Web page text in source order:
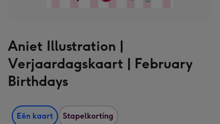
Aniet Illustration |
Verjaardagskaart | February
Birthdays
Eén kaart Stapelkorting